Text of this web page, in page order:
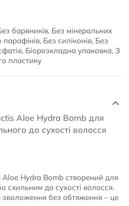
барвників, Без мінеральних
Без силіконів, Без
Біорозкладна упаковка, З
пластику
Aloe Hydra Bomb для
до сухості волосся
Hydra Bomb створений для
схильним до сухості волосся.
без обтяження – це